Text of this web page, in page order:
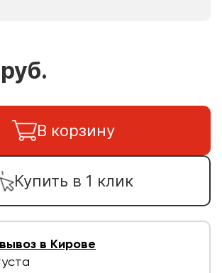
В корзину
Купить в 1 клик
в Кирове